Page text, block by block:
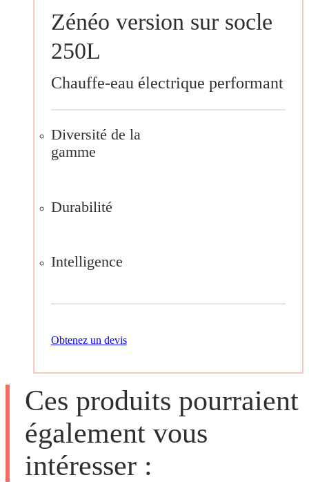
Zénéo version sur socle
250L
Chauffe-eau électrique performant
Diversité de la
gamme
Durabilité
Intelligence
Obtenez un devis
Ces produits pourraient
également vous
intéresser :